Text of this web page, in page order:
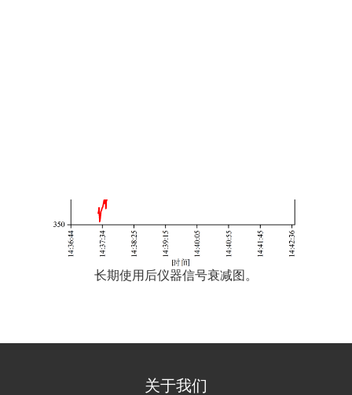
长期使用后仪器信号衰减图。
关于我们